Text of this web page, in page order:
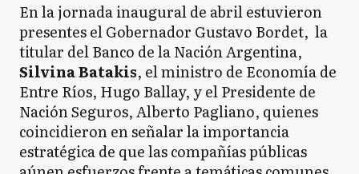
En la jornada inaugural de abril estuvieron
presentes el Gobernador Gustavo Bordet, la
titular del Banco de la Nación Argentina,
Silvina Batakis, el ministro de Economía de
Entre Ríos, Hugo Ballay, y el Presidente de
Nación Seguros, Alberto Pagliano, quienes
coincidieron en señalar la importancia
estratégica de que las compañías públicas